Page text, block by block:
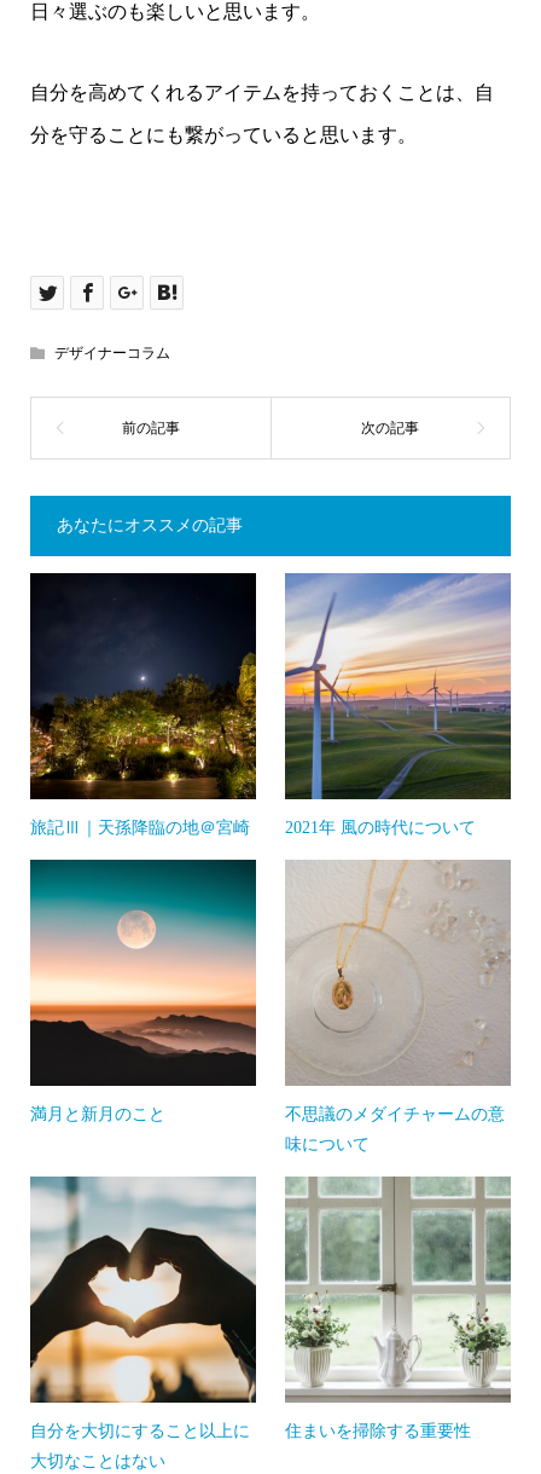
日々選ぶのも楽しいと思います。
自分を高めてくれるアイテムを持っておくことは、自
分を守ることにも繋がっていると思います。
デザイナーコラム
あなたにオススメの記事
旅記Ⅲ｜天孫降臨の地＠宮崎 2021年 風の時代について
満月と新月のこと
不思議のメダイチャームの意
味について
自分を大切にすること以上に
大切なことはない
住まいを掃除する重要性